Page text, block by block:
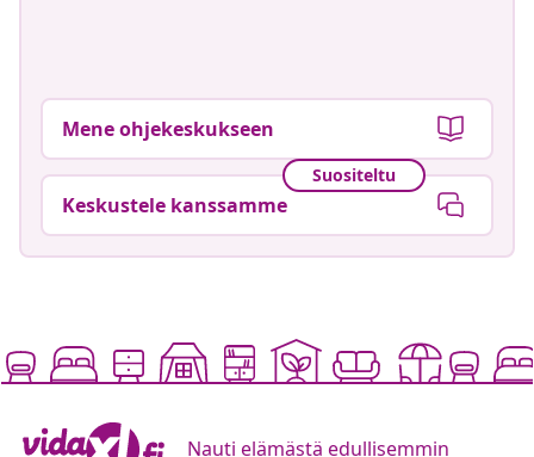
Mene ohjekeskukseen
Suositeltu
Keskustele kanssamme
Nauti elämästä edullisemmin